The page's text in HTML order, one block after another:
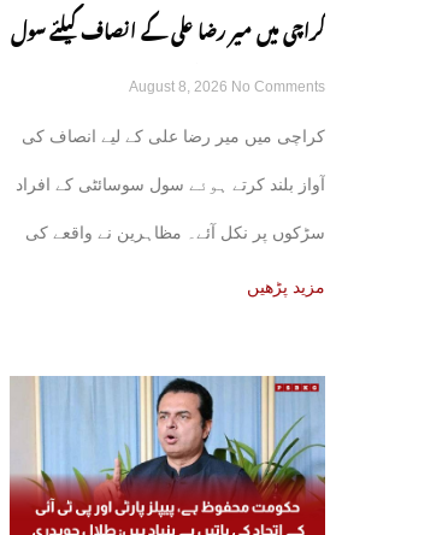
کراچی میں میر رضا علی کے انصاف کیلئے سول
سوسائٹی سڑکوں پر آ گئی
August 8, 2026 No Comments
کراچی میں میر رضا علی کے لیے انصاف کی
آواز بلند کرتے ہوئے سول سوسائٹی کے افراد
سڑکوں پر نکل آئے۔ مظاہرین نے واقعے کی
مزید پڑھیں